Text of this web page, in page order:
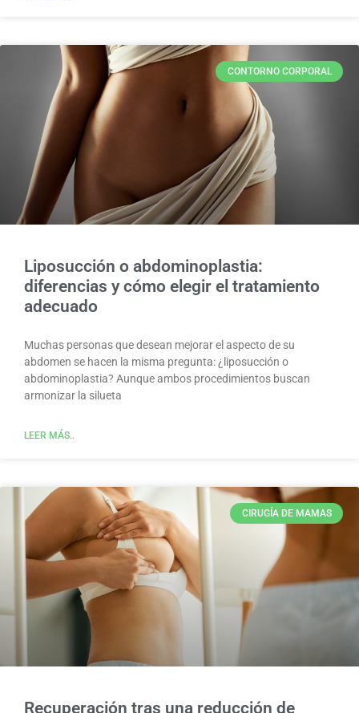
CONTORNO CORPORAL
Liposucción o abdominoplastia:
diferencias y cómo elegir el tratamiento
adecuado
Muchas personas que desean mejorar el aspecto de su
abdomen se hacen la misma pregunta: ¿liposucción o
abdominoplastia? Aunque ambos procedimientos buscan
armonizar la silueta
LEER MÁS..
CIRUGÍA DE MAMAS
Recuperación tras una reducción de